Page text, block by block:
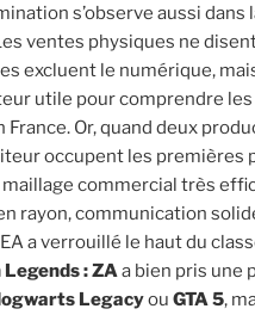
s’observe aussi dans
ventes physiques ne
excluent le numérique,
utile pour comprendre
France. Or, quand deux
occupent les premières
commercial très
rayon, communication
a verrouillé le haut du
Legends : ZA a bien pris une
Legacyou GTA 5,